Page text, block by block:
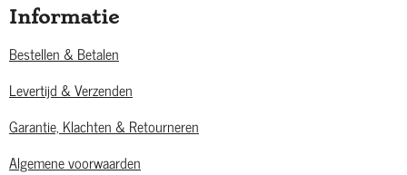
Informatie
Bestellen & Betalen
Levertijd & Verzenden
Garantie, Klachten & Retourneren
Algemene voorwaarden